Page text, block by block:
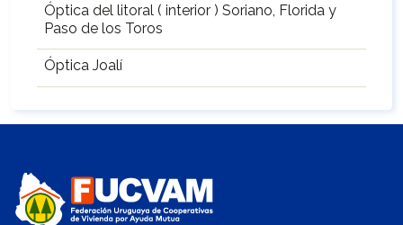
Óptica del litoral ( interior ) Soriano, Florida y
Paso de los Toros
Óptica Joalí